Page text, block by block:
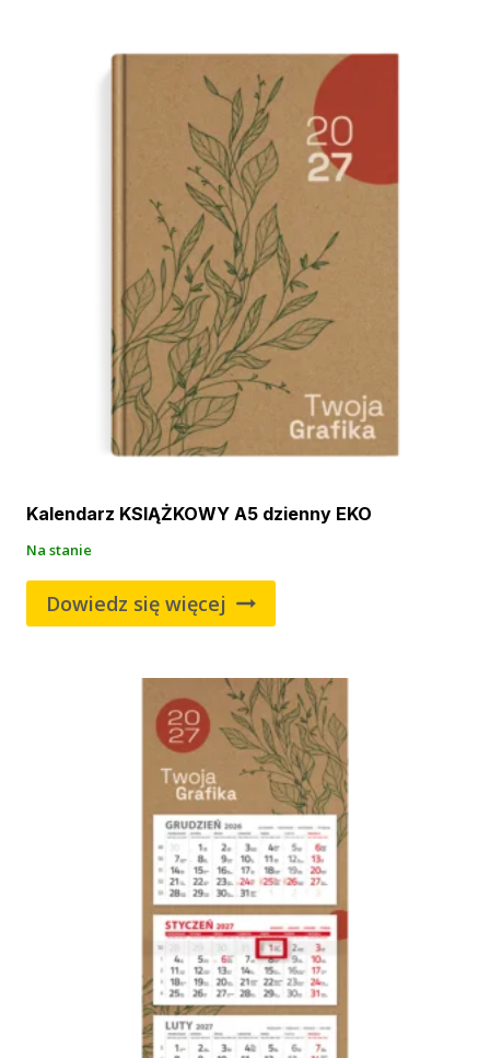
Kalendarz KSIĄŻKOWY A5 dzienny EKO
Na stanie
Dowiedz się więcej